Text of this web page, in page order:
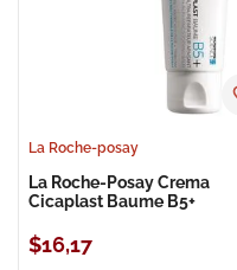
La Roche-posay
La Roche-Posay Crema
Cicaplast Baume B5+
$16,17